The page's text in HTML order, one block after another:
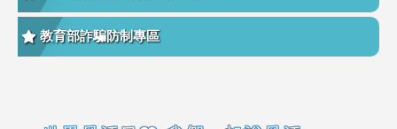
教育部詐騙防制專區